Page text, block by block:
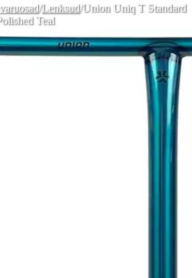
/Lenksud/Union Uniq T Standard
Teal